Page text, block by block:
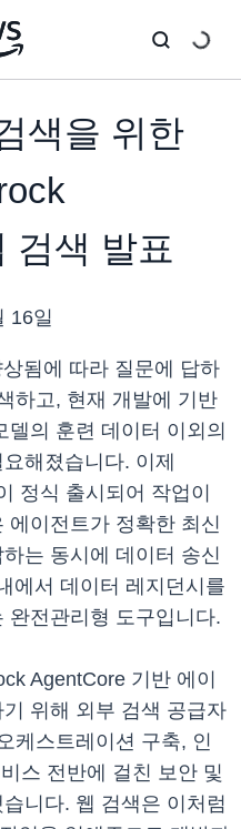
색을 위한
검색 발표
16일
됨에 따라 질문에 답하
하고, 현재 개발에 기반
의 훈련 데이터 이외의
해졌습니다. 이제
정식 출시되어 작업이
에이전트가 정확한 최신
는 동시에 데이터 송신
에서 데이터 레지던시를
완전관리형 도구입니다.
AgentCore 기반 에이
위해 외부 검색 공급자
케스트레이션 구축, 인
스 전반에 걸친 보안 및
니다. 웹 검색은 이처럼